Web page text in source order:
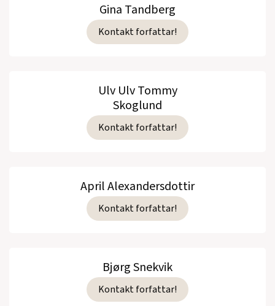
Gina Tandberg
Kontakt forfattar!
Ulv Ulv Tommy
Skoglund
Kontakt forfattar!
April Alexandersdottir
Kontakt forfattar!
Bjørg Snekvik
Kontakt forfattar!